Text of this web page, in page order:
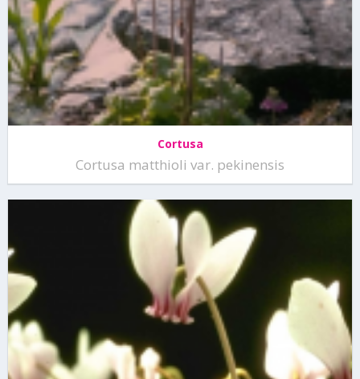
Cortusa
Cortusa matthioli var. pekinensis